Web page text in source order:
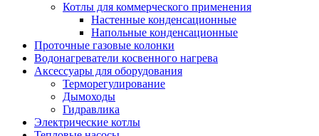
Котлы для коммерческого применения
Настенные конденсационные
Напольные конденсационные
Проточные газовые колонки
Водонагреватели косвенного нагрева
Аксессуары для оборудования
Терморегулирование
Дымоходы
Гидравлика
Электрические котлы